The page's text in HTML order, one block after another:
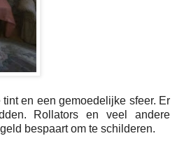
en een gemoedelijke sfeer. Er
Rollators en veel andere
bespaart om te schilderen.